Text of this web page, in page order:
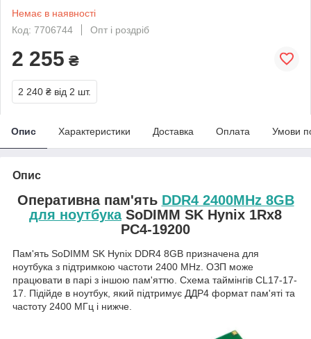
Немає в наявності
Код: 7706744
Опт і роздріб
2 255 ₴
2 240 ₴ від 2 шт.
Опис Характеристики Доставка Оплата Умови
Опис
Оперативна пам'ять DDR4 2400MHz 8GB
для ноутбукаSoDIMM SK Hynix 1Rx8
PC4-19200
Пам'ять SoDIMM SK Hynix DDR4 8GB призначена для
ноутбука з підтримкою частоти 2400 MHz. ОЗП може
працювати в парі з іншою пам'яттю. Схема таймінгів CL17-17-
17. Підійде в ноутбук, який підтримує ДДР4 формат пам'яті та
частоту 2400 МГц і нижче.